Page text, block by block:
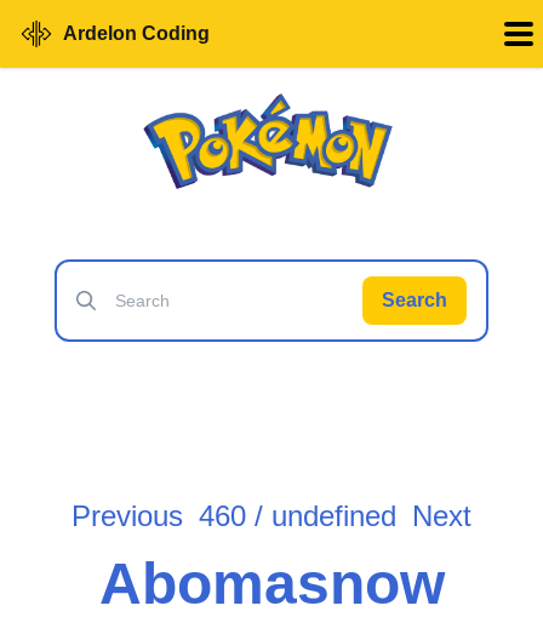
Ardelon Coding
Search
Previous 460 / undefined Next
Abomasnow